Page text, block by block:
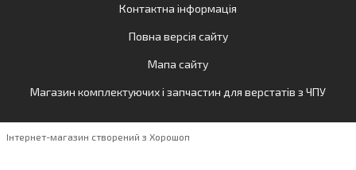
Контактна інформація
Повна версія сайту
Мапа сайту
Магазин комплектуючих і запчастин для верстатів з ЧПУ
Інтернет-магазин створений з Хорошоп